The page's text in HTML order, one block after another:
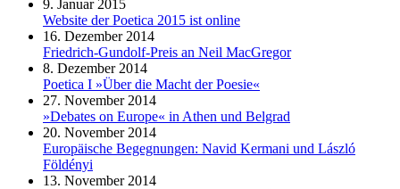
9. Januar 2015
Website der Poetica 2015 ist online
16. Dezember 2014
Friedrich-Gundolf-Preis an Neil MacGregor
8. Dezember 2014
Poetica I »Über die Macht der Poesie«
27. November 2014
»Debates on Europe« in Athen und Belgrad
20. November 2014
Europäische Begegnungen: Navid Kermani und László
Földényi
13. November 2014